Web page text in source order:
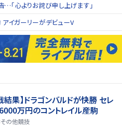
「心よりお詫び申し上げます」
アイガーリーがデビューV
結果】ドラゴンバルドが快勝 セレ
万円のコントレイル産駒
その他競技